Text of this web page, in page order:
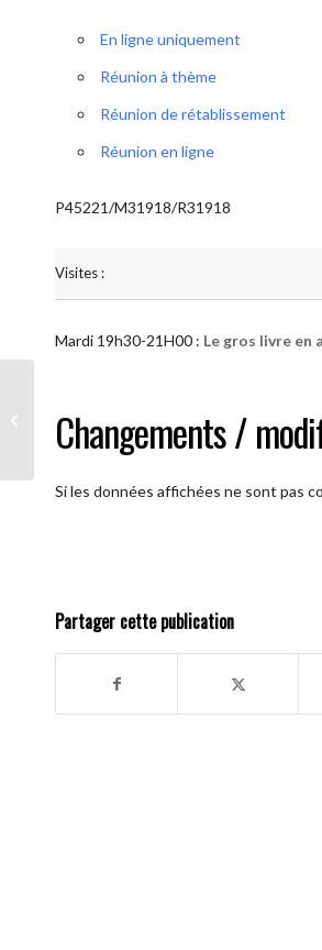
En ligne uniquement
Réunion à thème
Réunion de rétablissement
Réunion en ligne
P45221/M31918/R31918
Visites :
Mardi 19h30-21H00 : Le gros livre en
Changements /
Si les données affichées ne sont pas
Partager cette publication
action )